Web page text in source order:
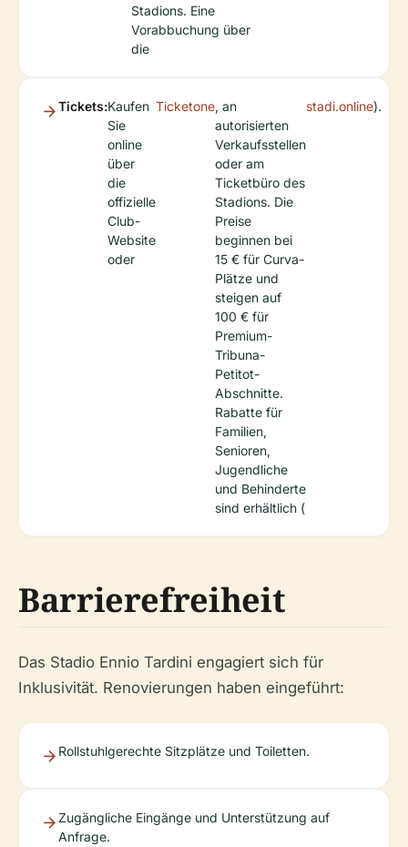
Stadions. Eine
Vorabbuchung über
die
Tickets:Kaufen
Sie
online
über
die
offizielle
Club-
Website
oder
Ticketone, an
autorisierten
Verkaufsstellen
oder am
Ticketbüro des
Stadions. Die
Preise
beginnen bei
15 € für Curva-
Plätze und
steigen auf
100 € für
Premium-
Tribuna-
Petitot-
Abschnitte.
Rabatte für
Familien,
Senioren,
Jugendliche
und Behinderte
sind erhältlich (
stadi.online).
Barrierefreiheit
Das Stadio Ennio Tardini engagiert sich für
Inklusivität. Renovierungen haben eingeführt:
Rollstuhlgerechte Sitzplätze und Toiletten.
Zugängliche Eingänge und Unterstützung auf
Anfrage.